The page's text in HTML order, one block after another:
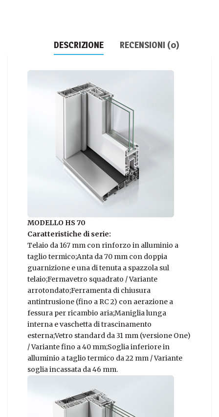
DESCRIZIONE RECENSIONI (0)
MODELLO HS 70
Caratteristiche di serie:
Telaio da 167 mm con rinforzo in alluminio a
taglio termico;Anta da 70 mm con doppia
guarnizione e una di tenuta a spazzola sul
telaio;Fermavetro squadrato / Variante
arrotondato;Ferramenta di chiusura
antintrusione (fino a RC 2) con aerazione a
fessura per ricambio aria;Maniglia lunga
interna e vaschetta di trascinamento
esterna;Vetro standard da 31 mm (versione One)
/ Variante fino a 40 mm;Soglia inferiore in
alluminio a taglio termico da 22 mm / Variante
soglia incassata da 46 mm.